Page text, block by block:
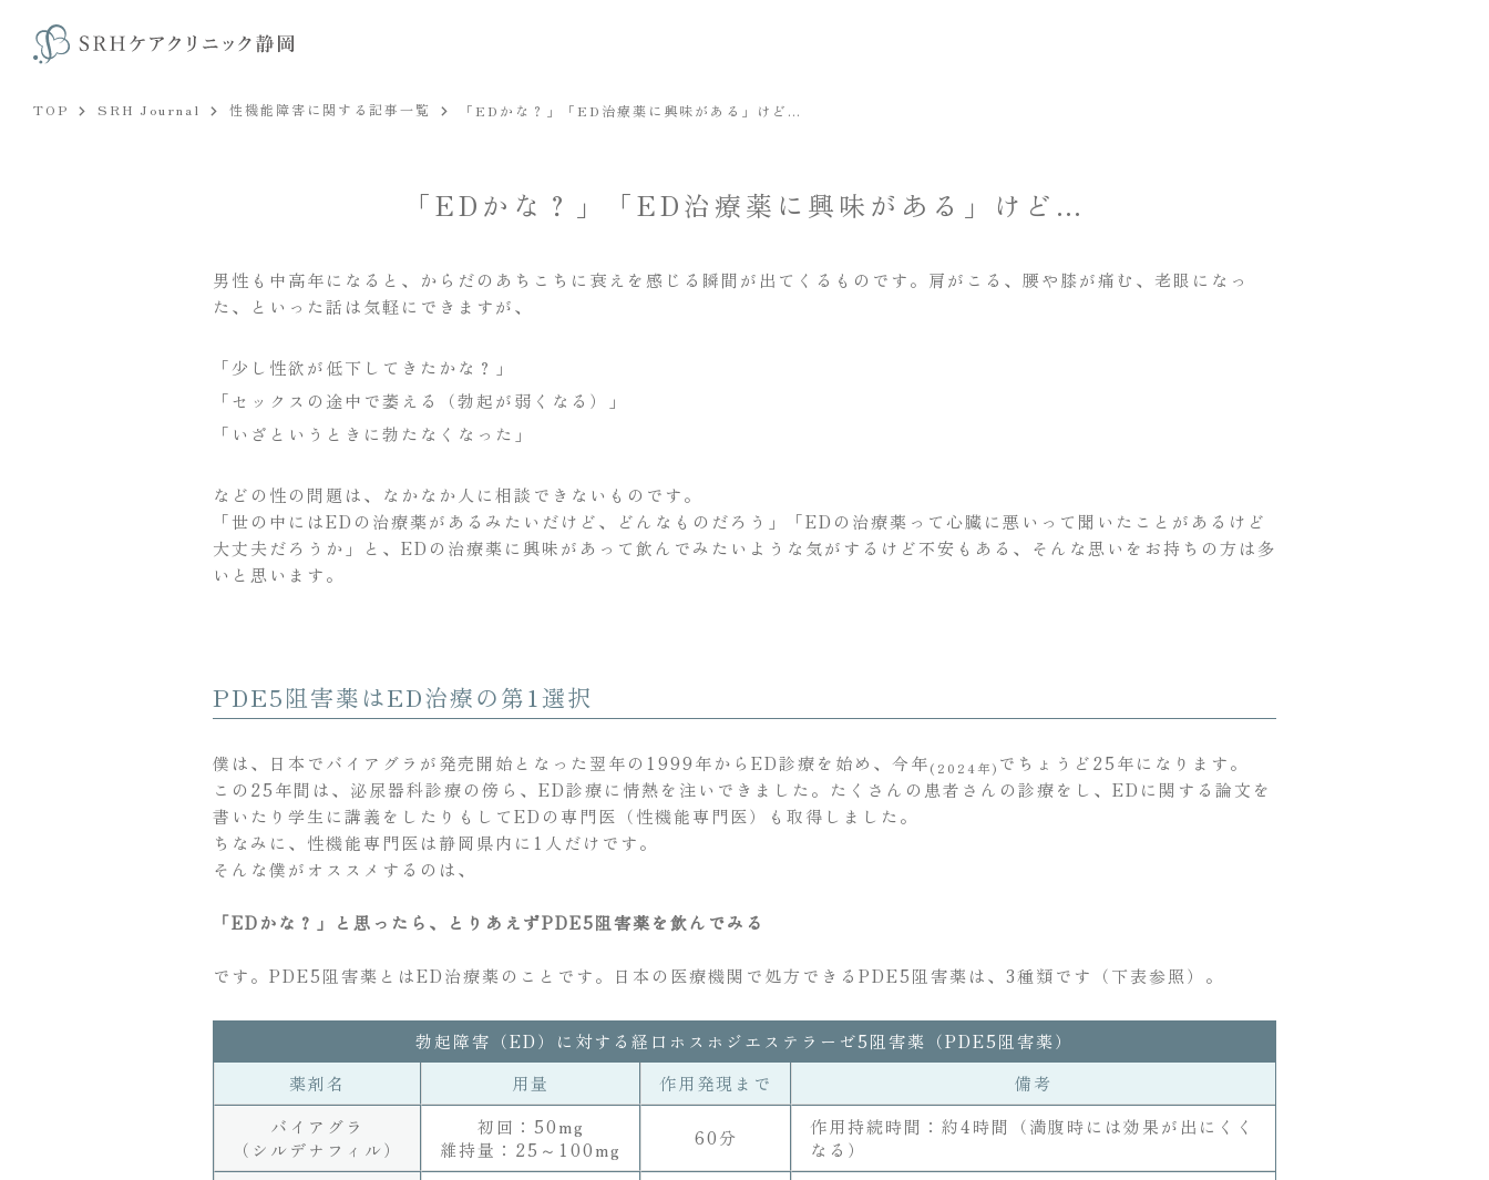
TOP SRH Journal 性機能障害に関する記事一覧 「EDかな？」「ED治療薬に興味がある」けど…
「EDかな？」「ED治療薬に興味がある」けど…
男性も中高年になると、からだのあちこちに衰えを感じる瞬間が出てくるものです。肩がこる、腰や膝が痛む、老眼になっ
た、といった話は気軽にできますが、
「少し性欲が低下してきたかな？」
「セックスの途中で萎える（勃起が弱くなる）」
「いざというときに勃たなくなった」
などの性の問題は、なかなか人に相談できないものです。
「世の中にはEDの治療薬があるみたいだけど、どんなものだろう」「EDの治療薬って心臓に悪いって聞いたことがあるけど
大丈夫だろうか」と、EDの治療薬に興味があって飲んでみたいような気がするけど不安もある、そんな思いをお持ちの方は多
いと思います。
PDE5阻害薬はED治療の第1選択
僕は、日本でバイアグラが発売開始となった翌年の1999年からED診療を始め、今年(2024年) でちょうど25年になります。
この25年間は、泌尿器科診療の傍ら、ED診療に情熱を注いできました。たくさんの患者さんの診療をし、EDに関する論文を
書いたり学生に講義をしたりもしてEDの専門医（性機能専門医）も取得しました。
ちなみに、性機能専門医は静岡県内に1人だけです。
そんな僕がオススメするのは、
「EDかな？」と思ったら、とりあえずPDE5阻害薬を飲んでみる
です。PDE5阻害薬とはED治療薬のことです。日本の医療機関で処方できるPDE5阻害薬は、3種類です（下表参照）。
勃起障害（ED）に対する経口ホスホジエステラーゼ5阻害薬（PDE5阻害薬）
薬剤名
用量 作用発現まで
備考
バイアグラ
（シルデナフィル）
初回：50mg
維持量：25～100mg
60分
作用持続時間：約4時間（満腹時には効果が出にくく
なる）